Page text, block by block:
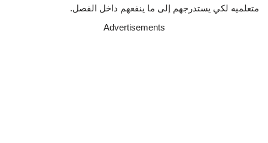
متعلميه لكي يستدرجهم إلى ما ينفعهم داخل الفصل.
Advertisements